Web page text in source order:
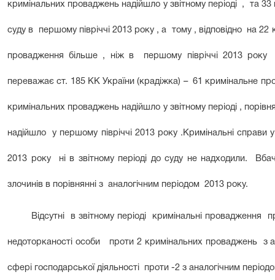
кримінальних проваджень надійшло у звітному періоді , та
суду в першому півріччі 2013 року , а тому , відповідно на
провадження більше , ніж в першому півріччі 2013
переважає ст. 185 КК України (крадіжка) – 61 кримінальне
кримінальних проваджень надійшло у звітному періоді ,
надійшло у першому півріччі 2013 року .Кримінальні
2013 року ні в звітному періоді до суду не надходили.
злочинів в порівнянні з аналогічним періодом 2013 року.
Відсутні в звітному періоді кримінальні провадження
недоторканості особи проти 2 кримінальних проваджень з
сфері господарської діяльності проти -2 з аналогічним